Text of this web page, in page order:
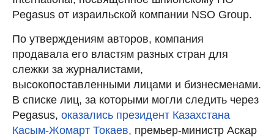
Pegasus от израильской компании NSO Group.
По утверждениям авторов, компания
продавала его властям разных стран для
слежки за журналистами,
высокопоставленными лицами и бизнесменами.
В списке лиц, за которыми могли следить через
Pegasus, оказались президент Казахстана
Касым-Жомарт Токаев, премьер-министр Аскар